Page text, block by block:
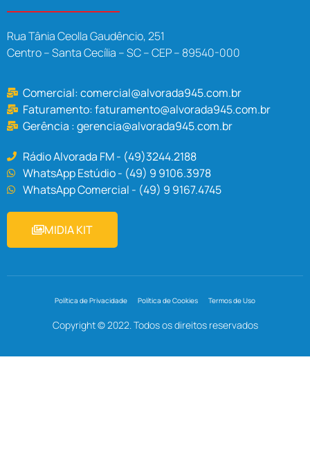
Rua Tânia Ceolla Gaudêncio, 251
Centro – Santa Cecília – SC – CEP – 89540-000
Comercial:comercial@alvorada945.com.br
Faturamento:faturamento@alvorada945.com.br
Gerência :gerencia@alvorada945.com.br
Rádio Alvorada FM - (49)3244.2188
WhatsApp Estúdio - (49) 9 9106.3978
WhatsApp Comercial - (49) 9 9167.4745
MIDIA KIT
Política de Privacidade Política de Cookies Termos de Uso
Copyright © 2022. Todos os direitos reservados